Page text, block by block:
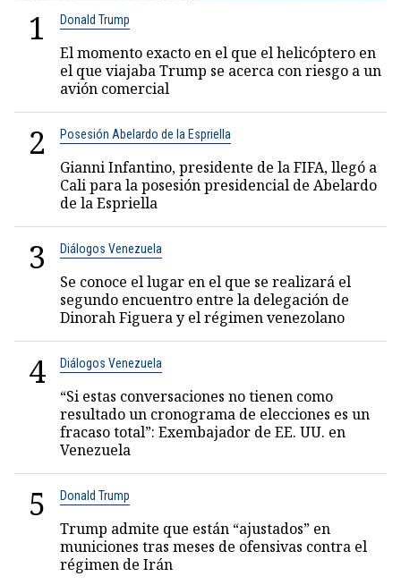
1 Donald Trump
El momento exacto en el que el helicóptero en
el que viajaba Trump se acerca con riesgo a un
avión comercial
2 Posesión Abelardo de la Espriella
Gianni Infantino, presidente de la FIFA, llegó a
Cali para la posesión presidencial de Abelardo
de la Espriella
3 Diálogos Venezuela
Se conoce el lugar en el que se realizará el
segundo encuentro entre la delegación de
Dinorah Figuera y el régimen venezolano
4 Diálogos Venezuela
“Si estas conversaciones no tienen como
resultado un cronograma de elecciones es un
fracaso total”: Exembajador de EE. UU. en
Venezuela
5 Donald Trump
Trump admite que están “ajustados” en
municiones tras meses de ofensivas contra el
régimen de Irán